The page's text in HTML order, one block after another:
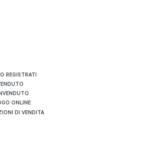
REGISTRATI
ONLINE
DI VENDITA